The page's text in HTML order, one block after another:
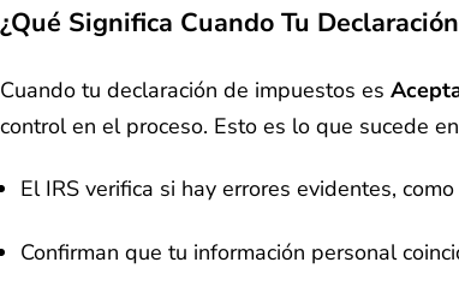
¿Qué Significa Cuando Tu
Cuando tu declaración de impuestos es
control en el proceso. Esto es lo que sucede
El IRS verifica si hay errores evidentes,
Confirman que tu información personal